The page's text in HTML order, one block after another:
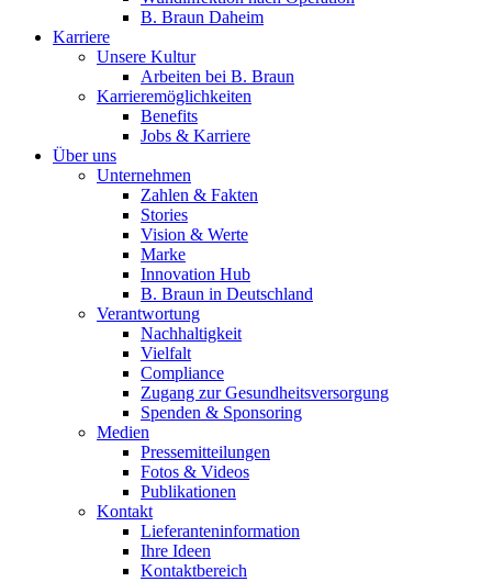
Produktkatalog
Finden Sie das Produkt, das Sie suchen. Besuchen Sie den
Innovation Hub
Lassen Sie uns Innovationen in der Medizintechnologie
B. Braun Daheim
Karriere
Unsere Kultur
Arbeiten bei B. Braun
Karrieremöglichkeiten
Benefits
Jobs & Karriere
Über uns
Unternehmen
Zahlen & Fakten
Stories
Vision & Werte
Marke
Innovation Hub
B. Braun in Deutschland
Verantwortung
Nachhaltigkeit
Vielfalt
Compliance
Zugang zur Gesundheitsversorgung
Spenden & Sponsoring
Medien
Pressemitteilungen
Fotos & Videos
Publikationen
Kontakt
Lieferanteninformation
Ihre Ideen
Kontaktbereich